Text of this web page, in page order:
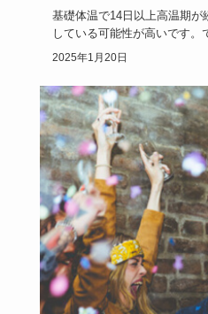
基礎体温で14日以上高温期
している可能性が高いです。
がることがあ…
2025年1月20日